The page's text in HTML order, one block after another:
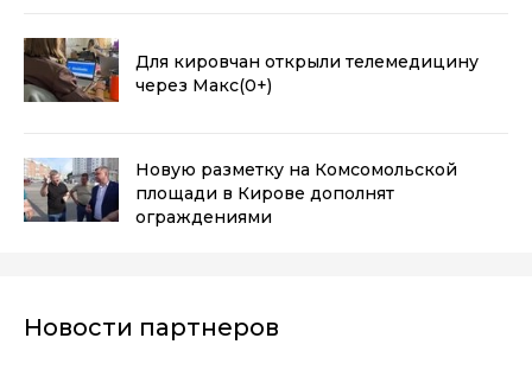
Для кировчан открыли телемедицину
через Макс(0+)
Новую разметку на Комсомольской
площади в Кирове дополнят
ограждениями
Новости партнеров